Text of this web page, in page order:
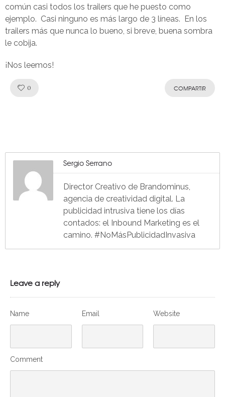
común casi todos los trailers que he puesto como
ejemplo. Casi ninguno es más largo de 3 líneas. En los
trailers más que nunca lo bueno, si breve, buena sombra
le cobija.
¡Nos leemos!
0 COMPARTIR
Sergio Serrano
Director Creativo de Brandominus,
agencia de creatividad digital. La
publicidad intrusiva tiene los días
contados: el Inbound Marketing es el
camino. #NoMásPublicidadInvasiva
Leave a reply
Name Email Website
Comment